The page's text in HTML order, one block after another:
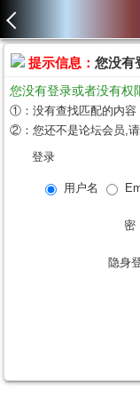
提示信息： 您没有
您没有登录或者没有权
①：没有查找匹配的内容
②：您还不是论坛会员,
登录
用户名
密
隐身